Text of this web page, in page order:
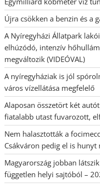
Újra csökken a benzin és a
A Nyíregyházi Állatpark
elhúzódó, intenzív
megváltozik (VIDEÓVAL)
A nyíregyháziak is jól
város vízellátása megfelelő
Alaposan összetört két
fiatalabb utast fuvarozott,
Nem halasztották a
Csákváron pedig el is
Magyarország jobban
független helyi sajtóból –